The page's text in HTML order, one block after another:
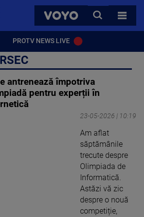
VOYO
CAUTA
TOATE
PROTV NEWS LIVE
antrenează împotriva
pentru experții în
23-05-2026 | 10:19
Am aflat
săptămânile
trecute despre
Olimpiada de
Informatică.
Astăzi vă zic
despre o nouă
competiție,